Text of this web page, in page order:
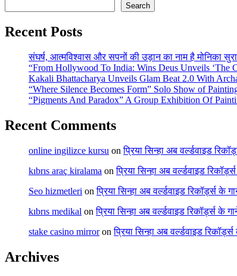
Search
Recent Posts
संघर्ष, आत्मविश्वास और सपनों की उड़ान का नाम है मोनिका
“From Hollywood To India: Wins Deus Unveils ‘The
Kakali Bhattacharya Unveils Glam Beat 2.0 With
“Where Silence Becomes Form” Solo Show of
“Pigments And Paradox” A Group Exhibition Of
Recent Comments
online ingilizce kursu onप्रिया सिन्हा अब वर्ल्डवाइड
kıbrıs araç kiralama onप्रिया सिन्हा अब वर्ल्डवाइड
Seo hizmetleri onप्रिया सिन्हा अब वर्ल्डवाइड रिकॉर्ड्स
kıbrıs medikal onप्रिया सिन्हा अब वर्ल्डवाइड रिकॉर्ड्स
stake casino mirroronप्रिया सिन्हा अब वर्ल्डवाइड
Archives